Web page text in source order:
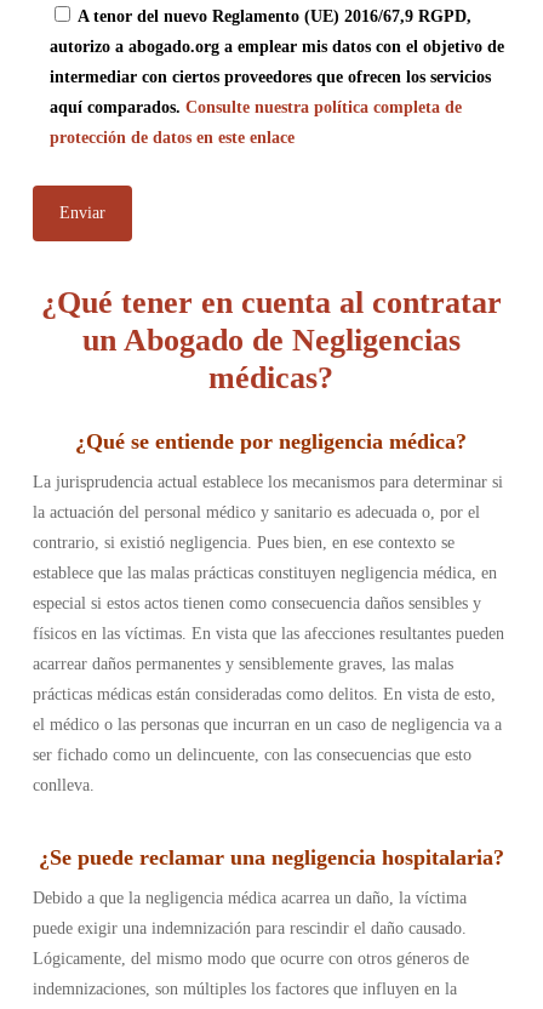
A tenor del nuevo Reglamento (UE) 2016/67,9 RGPD,
autorizo a abogado.org a emplear mis datos con el objetivo de
intermediar con ciertos proveedores que ofrecen los servicios
aquí comparados. Consulte nuestra política completa de
protección de datos en este enlace
¿Qué tener en cuenta al contratar
un Abogado de Negligencias
médicas?
¿Qué se entiende por negligencia médica?
La jurisprudencia actual establece los mecanismos para determinar si
la actuación del personal médico y sanitario es adecuada o, por el
contrario, si existió negligencia. Pues bien, en ese contexto se
establece que las malas prácticas constituyen negligencia médica, en
especial si estos actos tienen como consecuencia daños sensibles y
físicos en las víctimas. En vista que las afecciones resultantes pueden
acarrear daños permanentes y sensiblemente graves, las malas
prácticas médicas están consideradas como delitos. En vista de esto,
el médico o las personas que incurran en un caso de negligencia va a
ser fichado como un delincuente, con las consecuencias que esto
conlleva.
¿Se puede reclamar una negligencia hospitalaria?
Debido a que la negligencia médica acarrea un daño, la víctima
puede exigir una indemnización para rescindir el daño causado.
Lógicamente, del mismo modo que ocurre con otros géneros de
indemnizaciones, son múltiples los factores que influyen en la